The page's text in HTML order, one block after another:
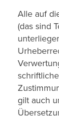
Alle auf
(das sind
gilt auch